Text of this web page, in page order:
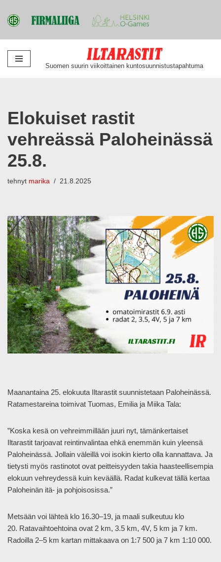
Siirry
Suomen suurin viikoittainen kuntosuunnistustapahtuma
Elokuiset rastit
vehreässä Paloheinässä
25.8.
tehnyt marika 21.8.2025
Maanantaina 25. elokuuta Iltarastit suunnistetaan Paloheinässä.
Ratamestareina toimivat Tuomas, Emilia ja Miika Tala:
”Koska kesä on vehreimmillään juuri nyt, tämänkertaiset
Iltarastit tarjoavat reintinvalintaa ehkä enemmän kuin yleensä
Paloheinässä. Jollain väleillä voi isokin kierto olla kannattava. Ja
tietysti myös rastinotot ovat peitteisyyden takia haasteellisempia
elokuun vehreydessä kuin keväällä. Radat kulkevat tällä kertaa
Paloheinän itä- ja pohjoisosissa.”
Metsään voi lähteä klo 16.30–19, ja maali sulkeutuu klo
20. Ratavaihtoehtoina ovat 2 km, 3.5 km, 4V, 5 km ja 7 km.
Radoilla 2–5 km kartan mittakaava on 1:7 500 ja 7 km 1:10 000.